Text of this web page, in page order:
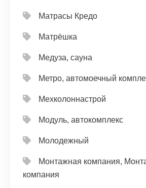
Матрасы Кредо
Матрёшка
Медуза, сауна
Метро, автомоечный
Мехколоннастрой
Модуль, автокомплекс
Молодежный
Монтажная компания,
компания